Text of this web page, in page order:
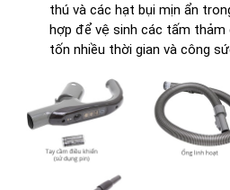
thú và các hạt bụi mịn ẩn
hợp để vệ sinh các tấm thảm
tốn nhiều thời gian và công